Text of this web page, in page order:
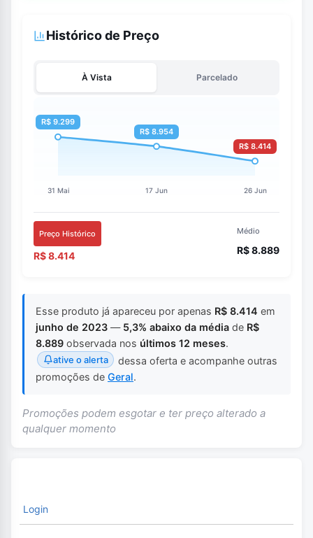
Histórico de Preço
À Vista Parcelado
Preço Histórico
R$ 8.414
Médio
R$ 8.889
Esse produto já apareceu por apenas R$ 8.414 em
junho de 2023 — 5,3% abaixo da média de R$
8.889 observada nos últimos 12 meses.
ative o alerta
dessa oferta e acompanhe outras
promoções de Geral.
Promoções podem esgotar e ter preço alterado a
qualquer momento
Login